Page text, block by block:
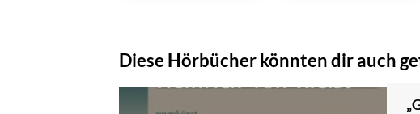
Diese Hörbücher könnten dir auch